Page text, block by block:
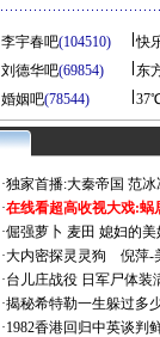
李宇春吧(104510) 快
刘德华吧(69854) 东
婚姻吧(78544)
·独家首播:大秦帝国 范冰
·在线看超高收视大戏:蜗
·倔强萝卜 麦田 媳妇的美
·大内密探灵灵狗
倪萍-
·台儿庄战役 日军尸体装
·揭秘希特勒一生躲过多
·1982香港回归中英谈判